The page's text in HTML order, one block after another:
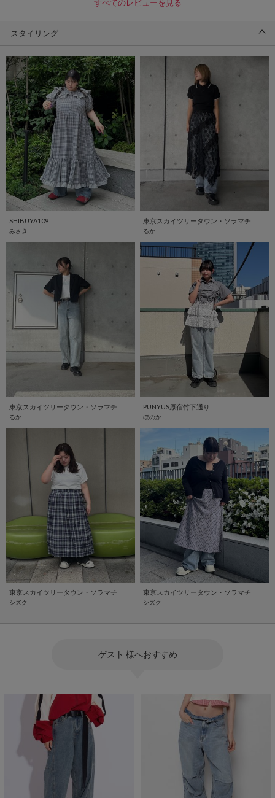
すべてのレビューを見る
スタイリング
SHIBUYA109
みさき
東京スカイツリータウン・ソラマチ
るか
東京スカイツリータウン・ソラマチ
るか
PUNYUS原宿竹下通り
ほのか
東京スカイツリータウン・ソラマチ
シズク
東京スカイツリータウン・ソラマチ
シズク
ゲスト 様へおすすめ